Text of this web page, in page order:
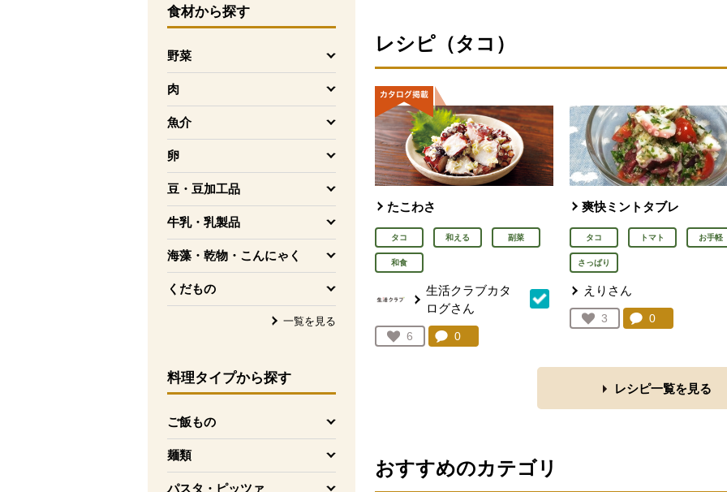
食材から探す
野菜
を開く
肉
を開く
魚介
を開く
卵
を開く
豆・豆加工品
を開く
牛乳・乳製品
を開く
海藻・乾物・こんにゃく
を開く
くだもの
を開く
一覧を見る
料理タイプから探す
ご飯もの
を開く
麺類
を開く
パスタ・ピッツァ
レシピ（タコ）
たこわさ
タコ 和える 副菜
和食
生活クラブカタ
ログさん
お気に入り登録：
6
人が登録
コメント：
0
爽快ミントタブレ
タコ トマト お手軽
さっぱり
えりさん
お気に入り登録：
3
人が登録
コメント：
0件。コメント
レシピ一覧を見る
おすすめのカテゴリ